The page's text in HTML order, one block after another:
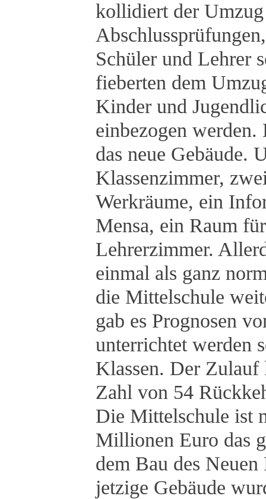
kollidiert der
Schüler und Lehrer
fieberten dem
Kinder und
einbezogen werden.
das neue Gebäude.
Klassenzimmer,
Werkräume, ein
Mensa, ein Raum
Lehrerzimmer.
einmal als ganz
die Mittelschule
gab es Prognosen
unterrichtet werden
Klassen. Der Zulauf
Zahl von 54
Die Mittelschule ist
Millionen Euro das
dem Bau des Neuen
jetzige Gebäude